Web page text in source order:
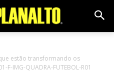
estão transformando os
F-IMG-QUADRA-FUTEBOL-R01